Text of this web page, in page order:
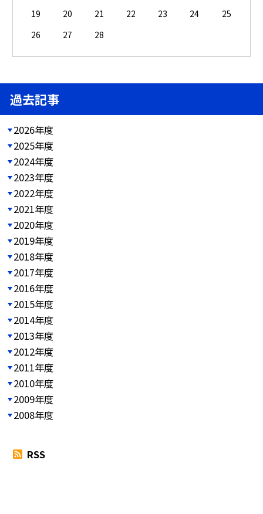
19
20 21 22 23 24
25
26
27 28
過去記事
2026年度
2025年度
2024年度
2023年度
2022年度
2021年度
2020年度
2019年度
2018年度
2017年度
2016年度
2015年度
2014年度
2013年度
2012年度
2011年度
2010年度
2009年度
2008年度
RSS